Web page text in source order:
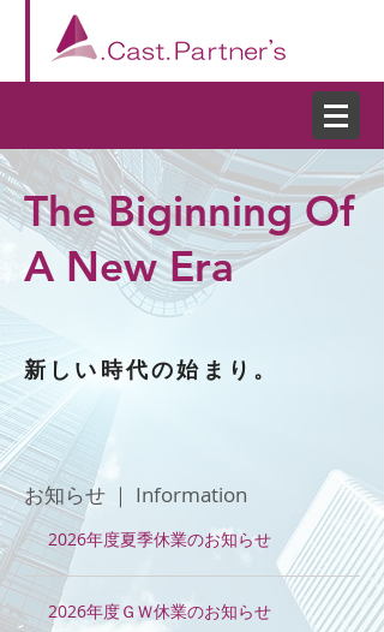
The Biginning Of
A New Era
新しい時代の始まり。
お知らせ ｜ Information
2026年度夏季休業のお知らせ
2026年度ＧＷ休業のお知らせ